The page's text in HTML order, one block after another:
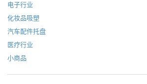
电子行业
化妆品吸塑
汽车配件托盘
医疗行业
小商品